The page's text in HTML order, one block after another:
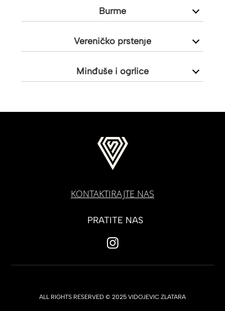
Burme
Vereničko prstenje
Minđuše i ogrlice
KONTAKTIRAJTE NAS
PRATITE NAS
ALL RIGHTS RESERVED © 2025 VIDOJEVIC ZLATARA